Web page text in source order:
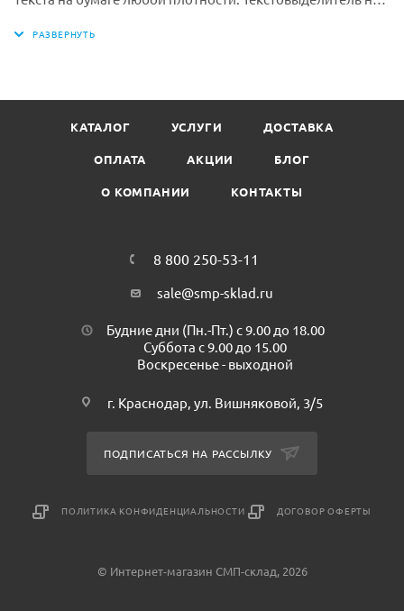
чернила на водной основе не выцветают даже на
1 до 5 мм, что обеспечивает удобство при работе с
таблицами. Текстовыделитель поможет выделять самое
важное в документах или просто тексте, и Вы сможете
Форма наконечника: скошенная
Материал корпуса: пластик
Страна происхождения: Китай
Минимальная партия к покупке: 1шт
Количество в пачке: 12шт
КАТАЛОГ УСЛУГИ ДОСТАВКА
ОПЛАТА АКЦИИ БЛОГ
О КОМПАНИИ КОНТАКТЫ
8 800 250-53-11
sale@smp-sklad.ru
Будние дни (Пн.-Пт.) с 9.00 до 18.00
Суббота с 9.00 до 15.00
Воскресенье - выходной
г. Краснодар, ул. Вишняковой, 3/5
ПОДПИСАТЬСЯ НА РАССЫЛКУ
ПОЛИТИКА КОНФИДЕНЦИАЛЬНОСТИ ДОГОВОР ОФЕРТЫ
© Интернет-магазин СМП-склад, 2026